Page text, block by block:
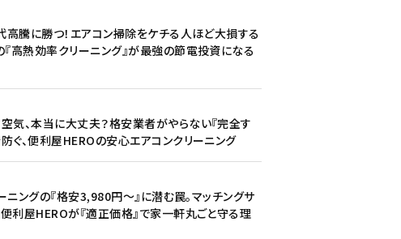
高騰に勝つ！エアコン掃除をケチる人ほど大損する
高熱効率クリーニング』が最強の節電投資になる
空気、本当に大丈夫？格安業者がやらない『完全す
ぐ、便利屋HEROの安心エアコンクリーニング
ニングの『格安3,980円〜』に潜む罠。マッチングサ
利屋HEROが『適正価格』で家一軒丸ごと守る理